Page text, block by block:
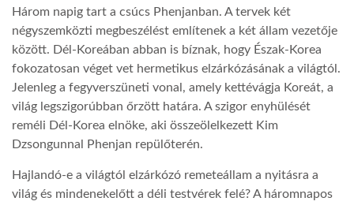
Három napig tart a csúcs Phenjanban. A tervek két
négyszemközti megbeszélést említenek a két állam vezetője
között. Dél-Koreában abban is bíznak, hogy Észak-Korea
fokozatosan véget vet hermetikus elzárkózásának a világtól.
Jelenleg a fegyverszüneti vonal, amely kettévágja Koreát, a
világ legszigorúbban őrzött határa. A szigor enyhülését
reméli Dél-Korea elnöke, aki összeölelkezett Kim
Dzsongunnal Phenjan repülőterén.
Hajlandó-e a világtól elzárkózó remeteállam a nyitásra a
világ és mindenekelőtt a déli testvérek felé? A háromnapos